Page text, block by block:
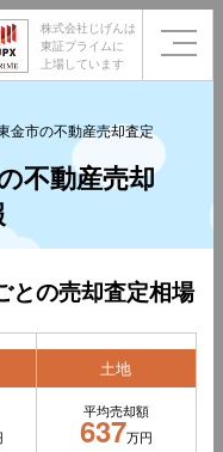
株式会社じげんは
東証プライムに
上場しています
金市の不動産売却査定
不動産売却
との売却査定相場
土地
平均売却額
637万円